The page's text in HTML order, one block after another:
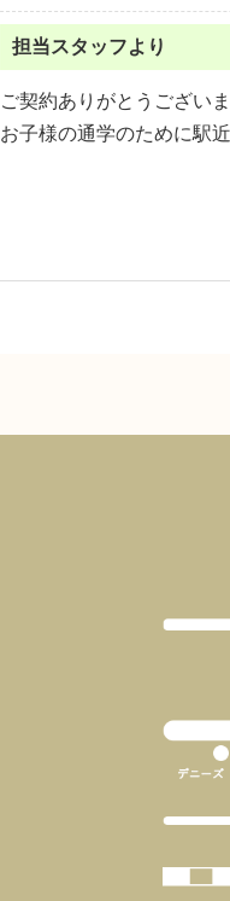
担当スタッフより
ご契約ありがとうございま
お子様の通学のために駅